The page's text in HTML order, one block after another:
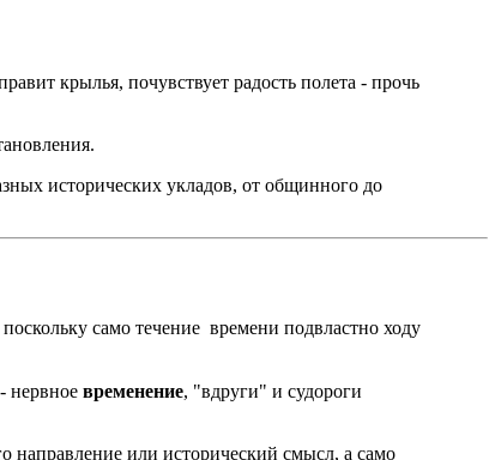
крылья, почувствует радость полета - прочь
исторических укладов, от общинного до
само течение времени подвластно ходу
нервное временение, "вдруги" и судороги
направление или исторический смысл, а само